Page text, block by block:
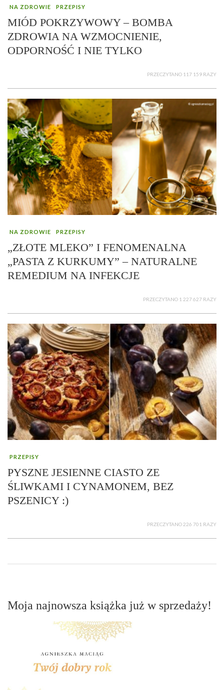
NA ZDROWIE PRZEPISY
MIÓD POKRZYWOWY – BOMBA
ZDROWIA NA WZMOCNIENIE,
ODPORNOŚĆ I NIE TYLKO
PRZECZYTANO 117 159 RAZY
NA ZDROWIE PRZEPISY
„ZŁOTE MLEKO” I FENOMENALNA
„PASTA Z KURKUMY” – NATURALNE
REMEDIUM NA INFEKCJE
PRZECZYTANO 1 227 627 RAZY
PRZEPISY
PYSZNE JESIENNE CIASTO ZE
ŚLIWKAMI I CYNAMONEM, BEZ
PSZENICY :)
PRZECZYTANO 226 701 RAZY
Moja najnowsza książka już w sprzedaży!